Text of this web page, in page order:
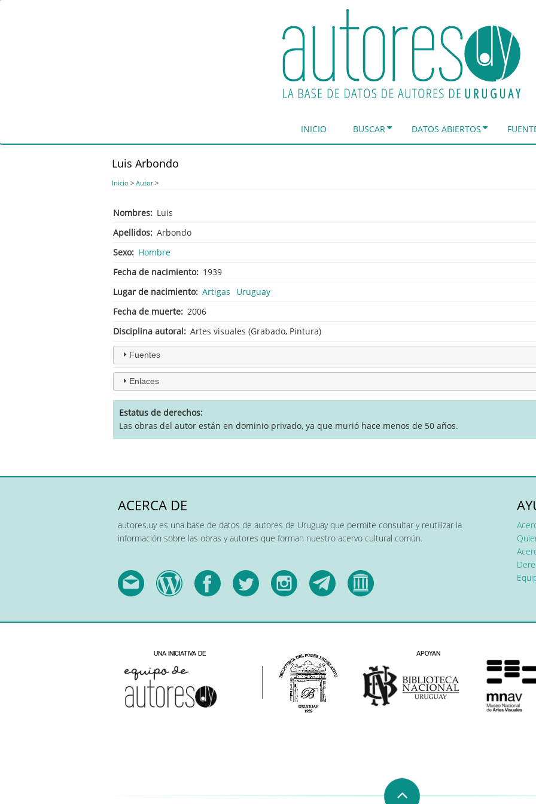
INICIO BUSCAR DATOS ABIERTOS
Luis Arbondo
Inicio > Autor>
Nombres
Luis
Apellidos Arbondo
Sexo
Hombre
Fecha de nacimiento
1939
Lugar de nacimiento Artigas
Uruguay
Fecha de muerte
2006
Disciplina autoral
Artes visuales (Grabado, Pintura)
Fuentes
Enlaces
Estatus de derechos
Las obras del autor están en dominio privado, ya que murió hace menos de 50 años.
ACERCA DE
autores.uy es una base de datos de autores de Uruguay que permite consultar y reutilizar la
información sobre las obras y autores que forman nuestro acervo cultural común.